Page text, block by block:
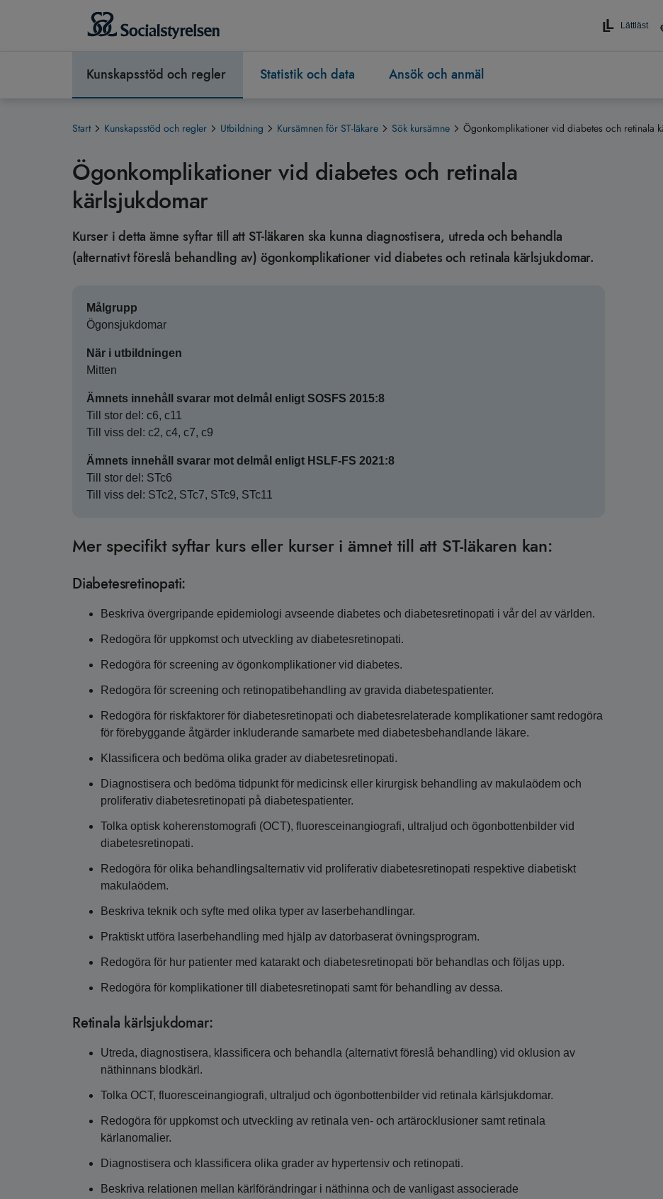
Lättläst
Kunskapsstöd och regler Statistik och data Ansök och anmäl
Start Kunskapsstöd och regler Utbildning Kursämnen för ST-läkare Sök kursämne Ögonkomplikationer vid diabetes och retinala
Ögonkomplikationer vid diabetes och retinala
kärlsjukdomar
Kurser i detta ämne syftar till att ST-läkaren ska kunna diagnostisera, utreda och behandla
(alternativt föreslå behandling av) ögonkomplikationer vid diabetes och retinala kärlsjukdomar.
Målgrupp
Ögonsjukdomar
När i utbildningen
Mitten
Ämnets innehåll svarar mot delmål enligt SOSFS 2015:8
Till stor del: c6, c11
Till viss del: c2, c4, c7, c9
Ämnets innehåll svarar mot delmål enligt HSLF-FS 2021:8
Till stor del: STc6
Till viss del: STc2, STc7, STc9, STc11
Mer specifikt syftar kurs eller kurser i ämnet till att ST-läkaren kan:
Diabetesretinopati:
Beskriva övergripande epidemiologi avseende diabetes och diabetesretinopati i vår del av världen.
Redogöra för uppkomst och utveckling av diabetesretinopati.
Redogöra för screening av ögonkomplikationer vid diabetes.
Redogöra för screening och retinopatibehandling av gravida diabetespatienter.
Redogöra för riskfaktorer för diabetesretinopati och diabetesrelaterade komplikationer samt redogöra
för förebyggande åtgärder inkluderande samarbete med diabetesbehandlande läkare.
Klassificera och bedöma olika grader av diabetesretinopati.
Diagnostisera och bedöma tidpunkt för medicinsk eller kirurgisk behandling av makulaödem och
proliferativ diabetesretinopati på diabetespatienter.
Tolka optisk koherenstomografi (OCT), fluoresceinangiografi, ultraljud och ögonbottenbilder vid
diabetesretinopati.
Redogöra för olika behandlingsalternativ vid proliferativ diabetesretinopati respektive diabetiskt
makulaödem.
Beskriva teknik och syfte med olika typer av laserbehandlingar.
Praktiskt utföra laserbehandling med hjälp av datorbaserat övningsprogram.
Redogöra för hur patienter med katarakt och diabetesretinopati bör behandlas och följas upp.
Redogöra för komplikationer till diabetesretinopati samt för behandling av dessa.
Retinala kärlsjukdomar:
Utreda, diagnostisera, klassificera och behandla (alternativt föreslå behandling) vid oklusion av
näthinnans blodkärl.
Tolka OCT, fluoresceinangiografi, ultraljud och ögonbottenbilder vid retinala kärlsjukdomar.
Redogöra för uppkomst och utveckling av retinala ven- och artärocklusioner samt retinala
kärlanomalier.
Diagnostisera och klassificera olika grader av hypertensiv och retinopati.
Beskriva relationen mellan kärlförändringar i näthinna och de vanligast associerade